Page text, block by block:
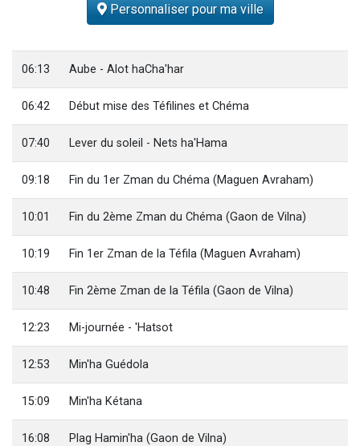
Dovan vient de donner son Maasser
Malgorzata vient de donner son Maasser
Personnaliser pour ma ville
06:13 Aube - Alot haCha'har
06:42 Début mise des Téfilines et Chéma
07:40 Lever du soleil - Nets ha'Hama
09:18 Fin du 1er Zman du Chéma (Maguen Avraham)
10:01 Fin du 2ème Zman du Chéma (Gaon de Vilna)
10:19 Fin 1er Zman de la Téfila (Maguen Avraham)
10:48 Fin 2ème Zman de la Téfila (Gaon de Vilna)
12:23 Mi-journée - 'Hatsot
12:53 Min'ha Guédola
15:09 Min'ha Kétana
16:08 Plag Hamin'ha (Gaon de Vilna)